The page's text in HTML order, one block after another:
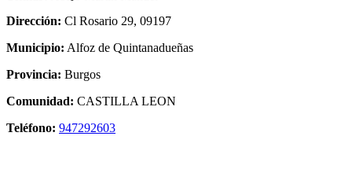
Dirección: Cl Rosario 29, 09197
Municipio: Alfoz de Quintanadueñas
Provincia: Burgos
Comunidad: CASTILLA LEON
Teléfono: 947292603